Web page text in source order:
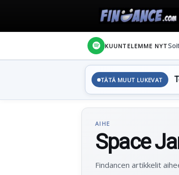
KUUNTELEMME NYT
TÄTÄ MUUT LUKEVAT
AIHE
Space
Findancen artikkelit